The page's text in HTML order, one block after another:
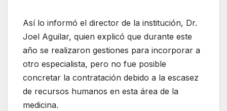
Así lo informó el director de la institución, Dr.
Joel Aguilar, quien explicó que durante este
año se realizaron gestiones para incorporar a
otro especialista, pero no fue posible
concretar la contratación debido a la escasez
de recursos humanos en esta área de la
medicina.